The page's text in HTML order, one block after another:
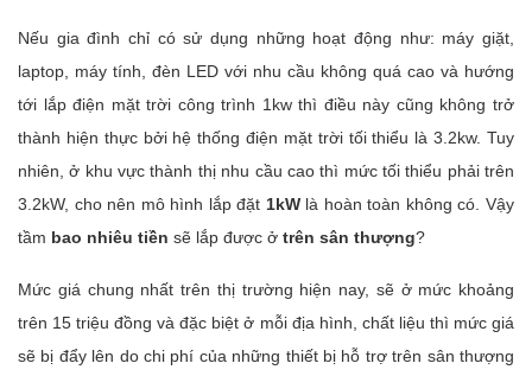
Nếu gia đình chỉ có sử dụng những hoạt động như: máy giặt,
laptop, máy tính, đèn LED với nhu cầu không quá cao và hướng
tới lắp điện mặt trời công trình 1kw thì điều này cũng không trở
thành hiện thực bởi hệ thống điện mặt trời tối thiểu là 3.2kw. Tuy
nhiên, ở khu vực thành thị nhu cầu cao thì mức tối thiểu phải trên
3.2kW, cho nên mô hình lắp đặt 1kW là hoàn toàn không có. Vậy
tầm bao nhiêu tiền sẽ lắp được ở trên sân thượng?
Mức giá chung nhất trên thị trường hiện nay, sẽ ở mức khoảng
trên 15 triệu đồng và đặc biệt ở mỗi địa hình, chất liệu thì mức giá
sẽ bị đẩy lên do chi phí của những thiết bị hỗ trợ trên sân thượng